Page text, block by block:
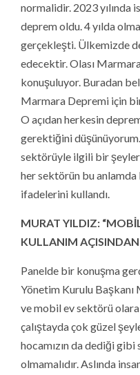
normalidir. 2023 yılında
deprem oldu. 4 yılda
gerçekleşti. Ülkemizde
edecektir. Olası
konuşuluyor. Buradan
Marmara Depremi için
O açıdan herkesin
gerektiğini
sektörüyle ilgili bir şeyler
her sektörün bu
ifadelerini kullandı.
MURAT YILDIZ:
KULLANIM AÇISINDAN
Panelde bir konuşma
Yönetim Kurulu Başkanı
ve mobil ev sektörü
çalıştayda çok güzel
hocamızın da dediği
olmamalıdır. Aslında